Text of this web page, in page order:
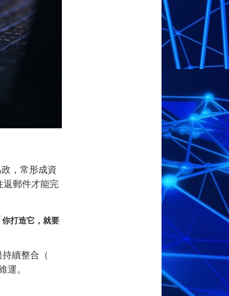
，常形成資
返郵件才能完
你打造它，就要
續整合（
運。